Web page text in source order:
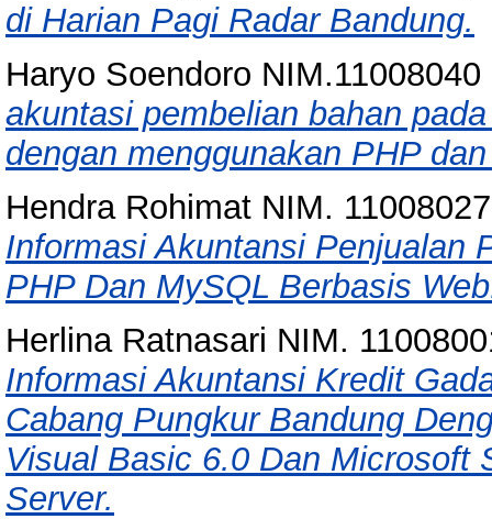
di Harian Pagi Radar Bandung.
Haryo Soendoro NIM.11008040
akuntasi pembelian bahan
dengan menggunakan PHP
Hendra Rohimat NIM. 11008027
Informasi Akuntansi Penjualan
PHP Dan MySQL Berbasis
Herlina Ratnasari NIM.
Informasi Akuntansi Kredit
Cabang Pungkur Bandung
Visual Basic 6.0 Dan Microsoft
Server.